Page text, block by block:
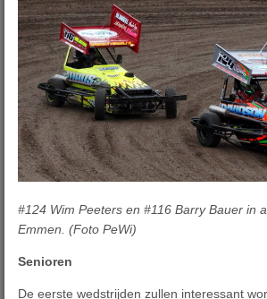
#124 Wim Peeters en #116 Barry Bauer in
Emmen. (Foto PeWi)
Senioren
De eerste wedstrijden zullen interessant